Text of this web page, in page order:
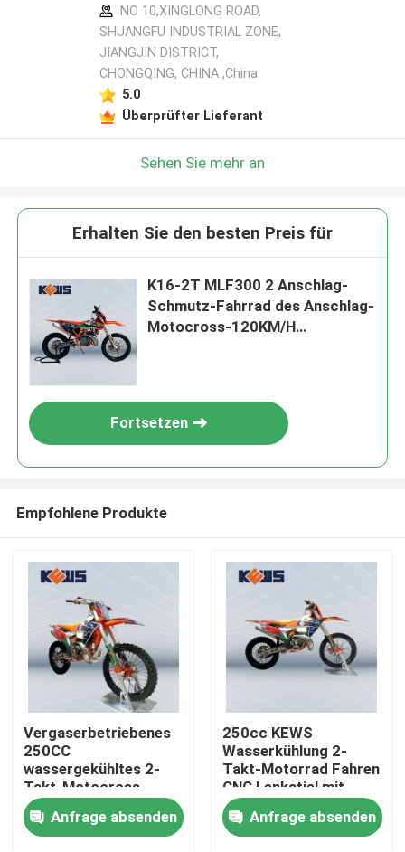
Haus
Produkte
NO 10,XINGLONG ROAD,
SHUANGFU INDUSTRIAL ZONE,
JIANGJIN DISTRICT,
CHONGQING, CHINA ,China
5.0
Überprüfter Lieferant
Sehen Sie mehr an
Erhalten Sie den besten Preis für
K16-2T MLF300 2 Anschlag-
Schmutz-Fahrrad des Anschlag-
Motocross-120KM/H
Fortsetzen
Empfohlene Produkte
Vergaserbetriebenes
250CC
wassergekühltes 2-
Takt-Motocross-
Motorrad mit CDI-
Zündung und
optionalen Aufklebern
Anfrage absenden
250cc KEWS
Wasserkühlung 2-
Takt-Motorrad Fahren
CNC Lenkstiel mit
starker Leistung
Anfrage absenden